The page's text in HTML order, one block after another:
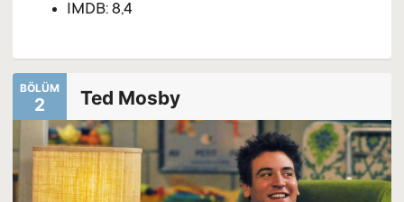
IMDB: 8,4
BÖLÜM
2 Ted Mosby